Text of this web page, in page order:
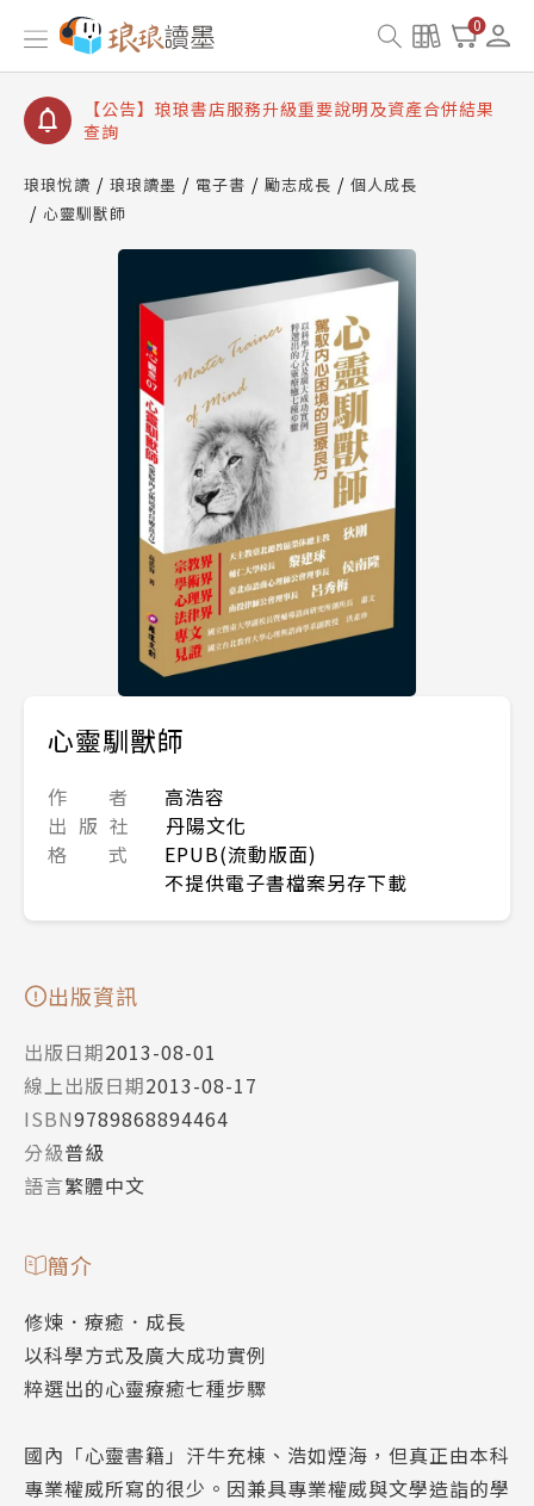
0
【公告】琅琅讀墨書櫃開通常見問題
【公告】琅琅讀墨 3 分鐘完成書櫃開通與資產合併申
【公告】琅琅書店服務升級重要說明及資產合併結果
查詢
琅琅悅讀 琅琅讀墨 電子書 勵志成長
個人成長
心靈馴獸師
心靈馴獸師
作 者
高浩容
出 版 社
丹陽文化
格 式
EPUB(流動版面)
不提供電子書檔案另存下載
出版資訊
出版日期2013-08-01
線上出版日期2013-08-17
ISBN9789868894464
分級普級
語言繁體中文
簡介
修煉．療癒．成長
以科學方式及廣大成功實例
粹選出的心靈療癒七種步驟
國內「心靈書籍」汗牛充棟、浩如煙海，但真正由本科
專業權威所寫的很少。因兼具專業權威與文學造詣的學